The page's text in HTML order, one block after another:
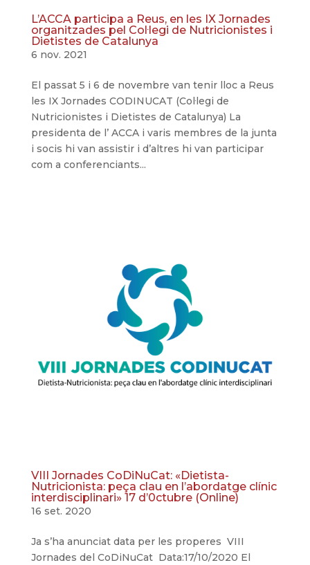
L’ACCA participa a Reus, en les IX Jornades
organitzades pel Col·legi de Nutricionistes i
Dietistes de Catalunya
6 nov. 2021
El passat 5 i 6 de novembre van tenir lloc a Reus
les IX Jornades CODINUCAT (Col·legi de
Nutricionistes i Dietistes de Catalunya) La
presidenta de l’ ACCA i varis membres de la junta
i socis hi van assistir i d’altres hi van participar
com a conferenciants...
VIII Jornades CoDiNuCat: «Dietista-
Nutricionista: peça clau en l’abordatge clínic
interdisciplinari» 17 d’0ctubre (Online)
16 set. 2020
Ja s’ha anunciat data per les properes VIII
Jornades del CoDiNuCat Data:17/10/2020 El